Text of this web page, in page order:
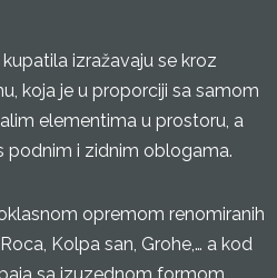
izražavaju se kroz
koja je u proporciji sa samom
elementima u prostoru, a
podnim i zidnim oblogama.
opremom renomiranih
Kolpa san, Grohe,… a kod